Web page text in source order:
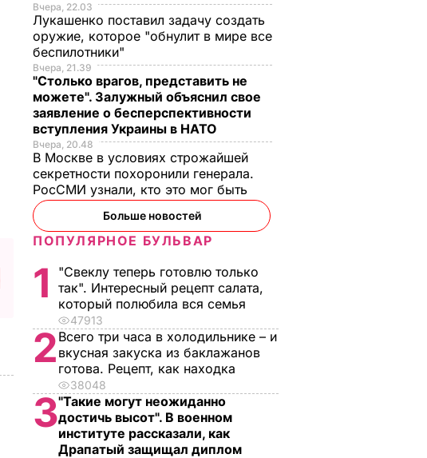
Вчера, 22.03
Лукашенко поставил задачу создать
оружие, которое "обнулит в мире все
беспилотники"
Вчера, 21.39
"Столько врагов, представить не
можете". Залужный объяснил свое
заявление о бесперспективности
вступления Украины в НАТО
Вчера, 20.48
В Москве в условиях строжайшей
секретности похоронили генерала.
РосСМИ узнали, кто это мог быть
Больше новостей
ПОПУЛЯРНОЕ БУЛЬВАР
1
"Свеклу теперь готовлю только
так". Интересный рецепт салата,
который полюбила вся семья
47913
2 Всего три часа в холодильнике – и
вкусная закуска из баклажанов
готова. Рецепт, как находка
38048
3"Такие могут неожиданно
достичь высот". В военном
институте рассказали, как
Драпатый защищал диплом